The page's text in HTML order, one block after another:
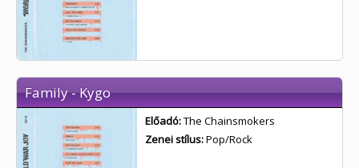
Family - Kygo
Előadó:The Chainsmokers
Zenei stílus:Pop/Rock